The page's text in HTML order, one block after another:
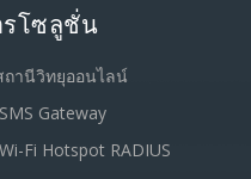
รโซลูชั่น
ถานีวิทยุออนไลน์
Gateway
Fi Hotspot RADIUS